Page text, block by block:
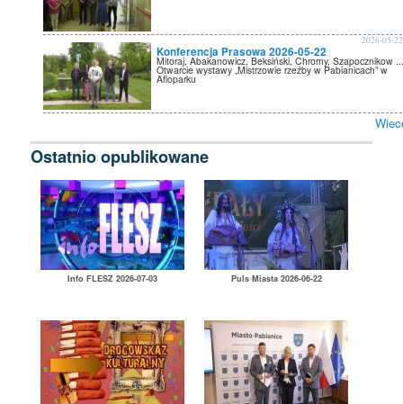
Konferencja Prasowa 2026-05-22
2026-05-22
Mitoraj, Abakanowicz, Beksiński, Chromy, Szapocznikow
Otwarcie wystawy „Mistrzowie rzeźby w Pabianicach” w
Afloparku
Ostatnio opublikowane
Info FLESZ 2026-07-03 Puls Miasta 2026-06-22